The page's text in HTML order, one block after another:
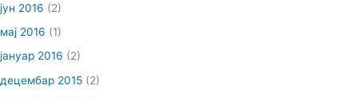
јун 2016 (2)
мај 2016 (1)
јануар 2016 (2)
децембар 2015 (2)